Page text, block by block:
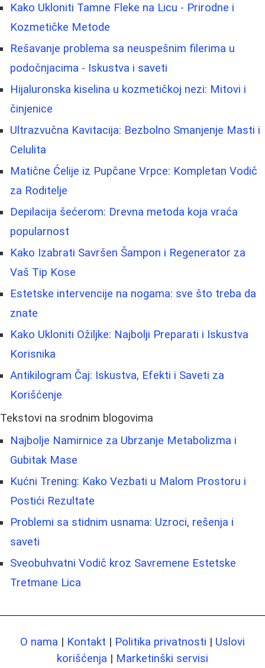
Kako Ukloniti Tamne Fleke na Licu - Prirodne i
Kozmetičke Metode
Rešavanje problema sa neuspešnim filerima u
podočnjacima - Iskustva i saveti
Hijaluronska kiselina u kozmetičkoj nezi: Mitovi i
činjenice
Ultrazvučna Kavitacija: Bezbolno Smanjenje Masti i
Celulita
Matične Ćelije iz Pupčane Vrpce: Kompletan Vodič
za Roditelje
Depilacija šećerom: Drevna metoda koja vraća
popularnost
Kako Izabrati Savršen Šampon i Regenerator za
Vaš Tip Kose
Estetske intervencije na nogama: sve što treba da
znate
Kako Ukloniti Ožiljke: Najbolji Preparati i Iskustva
Korisnika
Antikilogram Čaj: Iskustva, Efekti i Saveti za
Korišćenje
Tekstovi na srodnim blogovima
Najbolje Namirnice za Ubrzanje Metabolizma i
Gubitak Mase
Kućni Trening: Kako Vezbati u Malom Prostoru i
Postići Rezultate
Problemi sa stidnim usnama: Uzroci, rešenja i
saveti
Sveobuhvatni Vodič kroz Savremene Estetske
Tretmane Lica
O nama | Kontakt | Politika privatnosti | Uslovi
korišćenja | Marketinški servisi